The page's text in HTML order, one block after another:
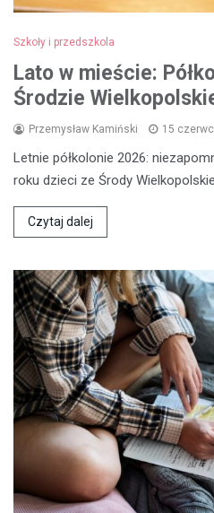
Szkoły i przedszkola
Lato w mieście:
Środzie
Przemysław Kamiński 15
Letnie półkolonie 2026:
roku dzieci ze Środy
Czytaj dalej